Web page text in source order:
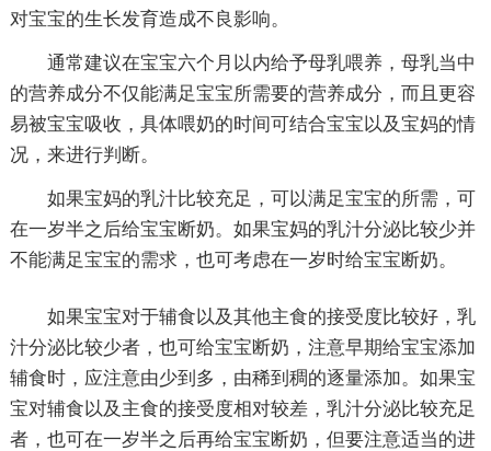
对宝宝的生长发育造成不良影响。
通常建议在宝宝六个月以内给予母乳喂养，母乳当中
的营养成分不仅能满足宝宝所需要的营养成分，而且更容
易被宝宝吸收，具体喂奶的时间可结合宝宝以及宝妈的情
况，来进行判断。
如果宝妈的乳汁比较充足，可以满足宝宝的所需，可
在一岁半之后给宝宝断奶。如果宝妈的乳汁分泌比较少并
不能满足宝宝的需求，也可考虑在一岁时给宝宝断奶。
如果宝宝对于辅食以及其他主食的接受度比较好，乳
汁分泌比较少者，也可给宝宝断奶，注意早期给宝宝添加
辅食时，应注意由少到多，由稀到稠的逐量添加。如果宝
宝对辅食以及主食的接受度相对较差，乳汁分泌比较充足
者，也可在一岁半之后再给宝宝断奶，但要注意适当的进